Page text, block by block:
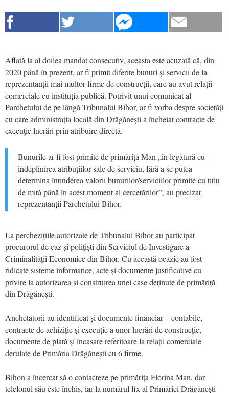
Aflată la al doilea mandat consecutiv, aceasta este acuzată că, din
2020 până în prezent, ar fi primit diferite bunuri și servicii de la
reprezentanții mai multor firme de construcții, care au avut relații
comerciale cu instituția publică. Potrivit unui comunicat al
Parchetului de pe lângă Tribunalul Bihor, ar fi vorba despre societăți
cu care administrația locală din Drăgănești a încheiat contracte de
execuţie lucrări prin atribuire directă.
Bunurile ar fi fost primite de primărița Man „în legătură cu
îndeplinirea atribuțiilor sale de serviciu, fără a se putea
determina întinderea valorii bunurilor/serviciilor primite cu titlu
de mită până în acest moment al cercetărilor”, au precizat
reprezentanții Parchetului Bihor.
La perchezițiile autorizate de Tribunalul Bihor au participat
procurorul de caz și polițiști din Serviciul de Investigare a
Criminalității Economice din Bihor. Cu această ocazie au fost
ridicate sisteme informatice, acte și documente justificative cu
privire la autorizarea și construirea unei case deținute de primăriță
din Drăgănești.
Anchetatorii au identificat și documente financiar – contabile,
contracte de achiziție și execuție a unor lucrări de construcție,
documente de plată și încasare referitoare la relații comerciale
derulate de Primăria Drăgănești cu 6 firme.
Bihon a încercat să o contacteze pe primărița Florina Man, dar
telefonul său este închis, iar la numărul fix al Primăriei Drăgănești